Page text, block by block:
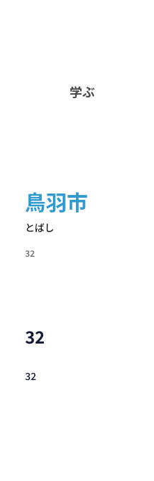
学ぶ
鳥羽市
とばし
32
32
32